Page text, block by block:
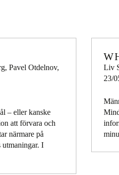
Pavel Otdelnov,
– eller kanske
att förvara och
närmare på
utmaningar. I
Liv
23/